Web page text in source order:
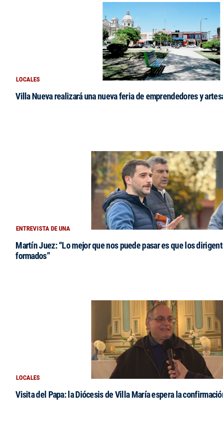
LOCALES
Villa Nueva realizará una nueva feria de emprendedores y
ENTREVISTA DE UNA
Martín Juez: “Lo mejor que nos puede pasar es que los
formados”
LOCALES
Visita del Papa: la Diócesis de Villa María espera la